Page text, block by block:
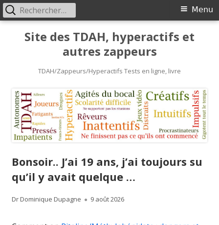
Site des TDAH, hyperactifs et
autres zappeurs
TDAH/Zappeurs/Hyperactifs Tests en ligne, livre
Primary
Menu
Menu
Rechercher :
Bonsoir.. J’ai 19 ans, j’ai toujours su
qu’il y avait quelque …
Author
Dr Dominique Dupagne
Published
9 août 2026